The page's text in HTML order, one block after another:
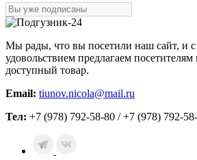
Мы рады, что вы посетили наш сайт, и
удовольствием предлагаем
доступный товар.
Email: tiunov.nicola@mail.ru
Тел: +7 (978) 792-58-80 / +7 (978) 792-